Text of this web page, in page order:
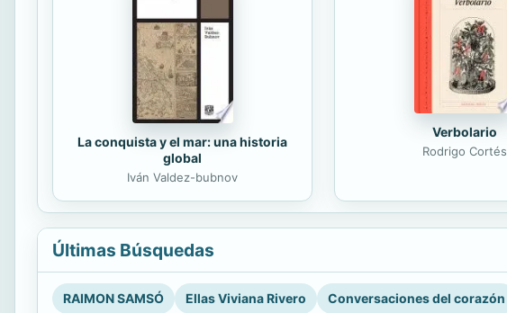
La conquista y el mar: una historia
global
Iván Valdez-bubnov
Verbolario
Rodrigo Cortés
Últimas Búsquedas
RAIMON SAMSÓ Ellas Viviana Rivero Conversaciones del corazón